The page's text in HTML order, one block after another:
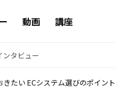
動画 講座
ンタビュー
たい ECシステム選びのポイント